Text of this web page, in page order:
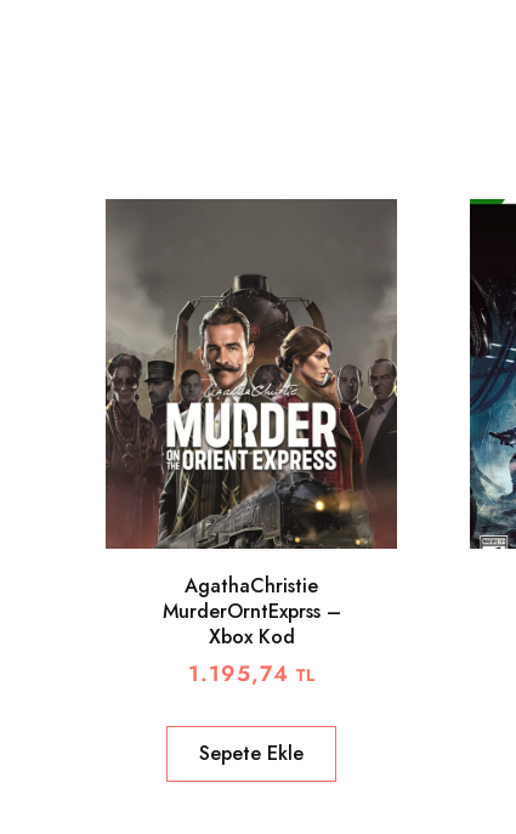
AgathaChristie
MurderOrntExprss –
Xbox Kod
1.195,74 TL
Sepete Ekle